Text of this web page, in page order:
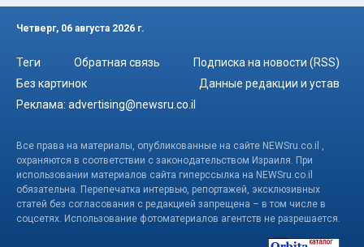
Четверг, 06 августа 2026 г.
Теги Обратная связь
Подписка на новости (RSS)
Без картинок
Данные редакции и устав
Реклама: advertising@newsru.co.il
Все права на материалы, опубликованные на сайте NEWSru.co.il ,
охраняются в соответствии с законодательством Израиля. При
использовании материалов сайта гиперссылка на NEWSru.co.il
обязательна. Перепечатка интервью, репортажей, эксклюзивных
статей без согласования с редакцией запрещена – в том числе в
соцсетях. Использование фотоматериалов агентств не разрешается.